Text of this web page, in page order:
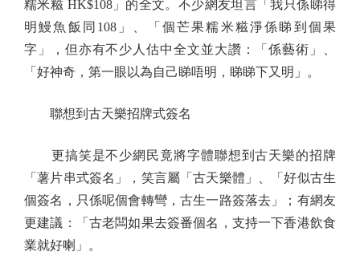
糯米糍 HK$108」的全文。不少網友坦言「我只係睇得
明鰻魚飯同108」、「個芒果糯米糍淨係睇到個果
字」，但亦有不少人估中全文並大讚：「係藝術」、
「好神奇，第一眼以為自己睇唔明，睇睇下又明」。
聯想到古天樂招牌式簽名
更搞笑是不少網民竟將字體聯想到古天樂的招牌
「薯片串式簽名」，笑言屬「古天樂體」、「好似古生
個簽名，只係呢個會轉彎，古生一路簽落去」；有網友
更建議：「古老闆如果去簽番個名，支持一下香港飲食
業就好喇」。